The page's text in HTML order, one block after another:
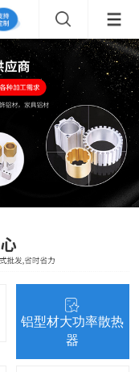
铝型材大功率散热
器